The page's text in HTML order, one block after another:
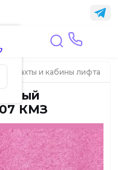
шахты и кабины лифта
КМЗ